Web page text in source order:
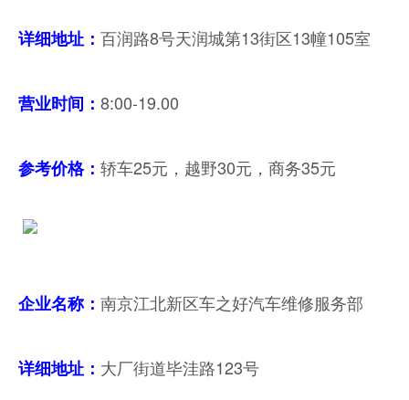
详细地址： 百润路8号天润城第13街区13幢105室
营业时间 ： 8:00-19.00
参考价格： 轿车25元，越野30元，商务35元
企业名称： 南京江北新区车之好汽车维修服务部
详细地址： 大厂街道毕洼路123号